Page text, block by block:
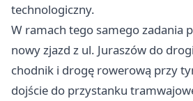
technologiczny.
W ramach tego samego zadania
nowy zjazd z ul. Juraszów do
chodnik i drogę rowerową przy
dojście do przystanku